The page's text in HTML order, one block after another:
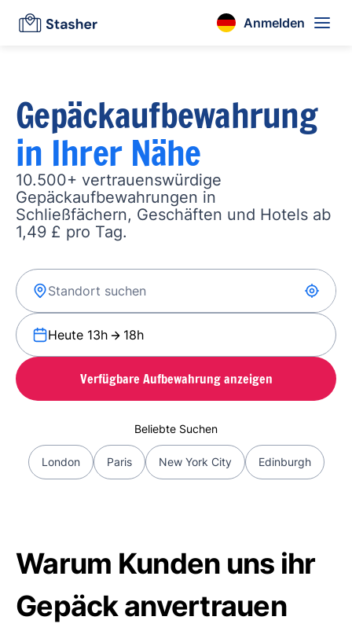
Anmelden
Gepäckaufbewahrung
in Ihrer Nähe
10.500+ vertrauenswürdige
Gepäckaufbewahrungen in
Schließfächern, Geschäften und Hotels ab
1,49 £ pro Tag.
Heute 13h 18h
Verfügbare Aufbewahrung anzeigen
Beliebte Suchen
London Paris New York City Edinburgh
Warum Kunden uns ihr
Gepäck anvertrauen